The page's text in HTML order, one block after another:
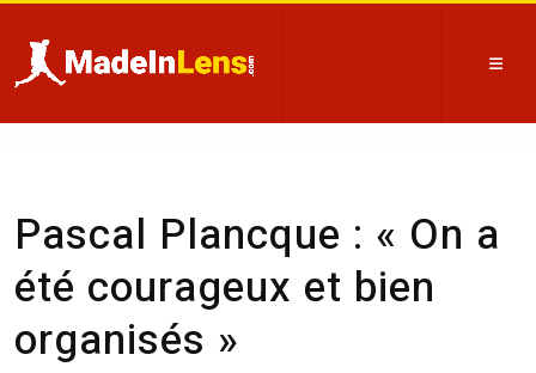
Pascal Plancque : « On a
été courageux et bien
organisés »